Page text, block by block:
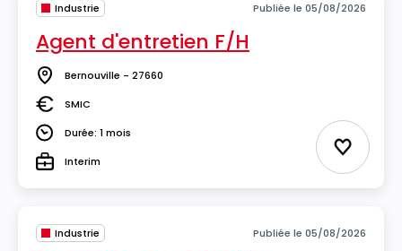
Industrie Publiée le 05/08/2026
Agent d'entretien F/H
Lieu Bernouville - 27660
Salaire
SMIC
DuréeDurée: 1 mois
TypeInterim Ajouter
Industrie Publiée le 05/08/2026